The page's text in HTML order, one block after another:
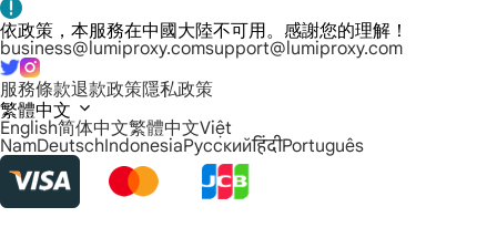
依政策，本服務在中國大陸不可用。感謝您的理解！
business@lumiproxy.comsupport@lumiproxy.com
服務條款退款政策隱私政策
繁體中文
English简体中文繁體中文Việt
NamDeutschIndonesiaРусскийहिंदीPortuguês